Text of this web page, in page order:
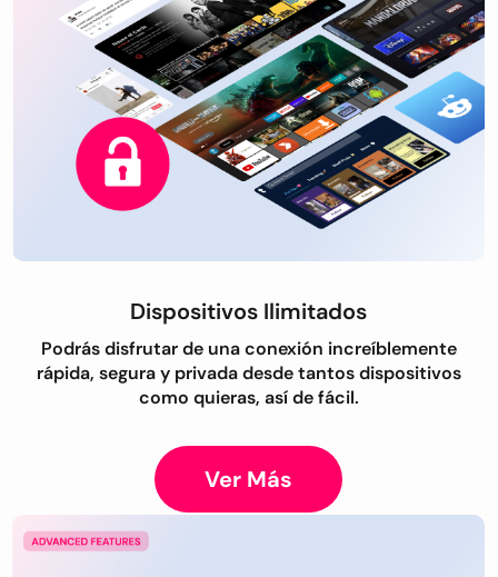
Dispositivos Ilimitados
Podrás disfrutar de una conexión increíblemente
rápida, segura y privada desde tantos dispositivos
como quieras, así de fácil.
Ver Más